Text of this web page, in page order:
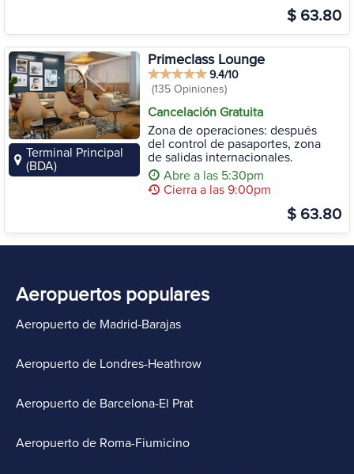
$ 63.80
Terminal Principal
(BDA)
Primeclass Lounge
9.4/10
(135 Opiniones)
Cancelación Gratuita
Zona de operaciones: después
del control de pasaportes, zona
de salidas internacionales.
Abre a las 5:30pm
Cierra a las 9:00pm
$ 63.80
Aeropuertos populares
Aeropuerto de Madrid-Barajas
Aeropuerto de Londres-Heathrow
Aeropuerto de Barcelona-El Prat
Aeropuerto de Roma-Fiumicino